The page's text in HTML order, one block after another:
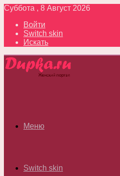
Суббота , 8 Август 2026
Войти
Switch skin
Искать
Меню
Switch skin